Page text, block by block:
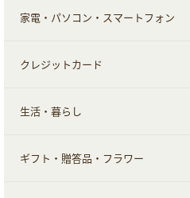
靴・フットウェア
小物・かばん
スーツ・フォーマル
ドリンク
お酒
食材宅配
スキンケア
メイクアップ
ヘアケア
メンズ美容
すべて見る
健康食品｜青汁・飲料
健康食品｜乳酸菌・ケフィア
健康食品｜その他
家電・パソコン・スマートフォン
すべて見る
家電・パソコン・ソフトウェア
スマホ・携帯電話・SIM
クレジットカード
すべて見る
クレジットカード
生活・暮らし
すべて見る
ギフト・贈答品・フラワー